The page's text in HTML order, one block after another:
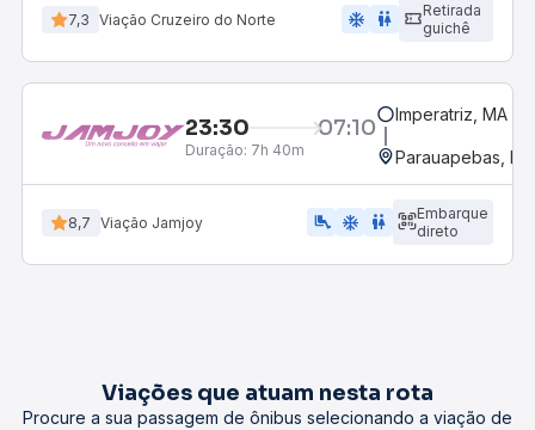
7,3 Viação Cruzeiro do Norte ac_unit wc
Retirada
guichê
23:30 07:10
Duração: 7h 40m
Imperatriz, MA
Parauapebas, PA
8,7 Viação Jamjoy airline_seat_legroom_extra ac_unit WC
Embarque
direto
Viações que atuam nesta rota
Procure a sua passagem de ônibus selecionando a viação de